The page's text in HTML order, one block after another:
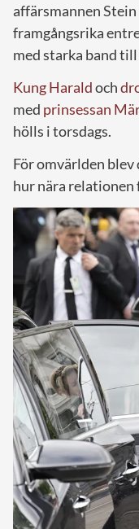
affärsmannen Stein
framgångsrika
med starka band
Kung Haraldoch
med prinsessan
hölls i torsdags.
För omvärlden
hur nära